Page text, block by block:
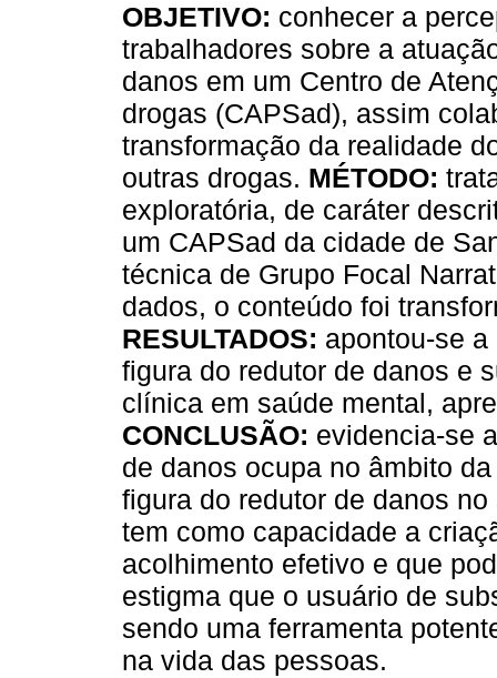
OBJETIVO: conhecer a
trabalhadores sobre a
danos em um Centro de
drogas (CAPSad), assim
transformação da realidade
outras drogas. MÉTODO:
exploratória, de caráter
um CAPSad da cidade de
técnica de Grupo Focal
dados, o conteúdo foi
RESULTADOS: apontou-se
figura do redutor de danos e
clínica em saúde mental,
CONCLUSÃO: evidencia-se
de danos ocupa no âmbito
figura do redutor de danos
tem como capacidade a
acolhimento efetivo e que
estigma que o usuário de
sendo uma ferramenta
na vida das pessoas.